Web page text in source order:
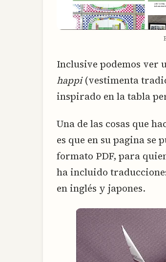
Inclusive podemos ver
happi(vestimenta
inspirado en la tabla
Una de las cosas que
es que en su pagina se
formato PDF, para
ha incluido
en inglés y japones.